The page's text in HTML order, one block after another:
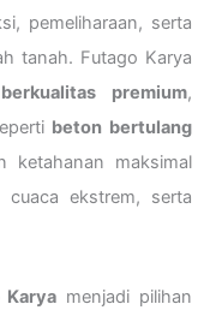
pemeliharaan, serta
tanah. Futago Karya
premium,
beton bertulang
ketahanan maksimal
ekstrem, serta
Karya menjadi pilihan